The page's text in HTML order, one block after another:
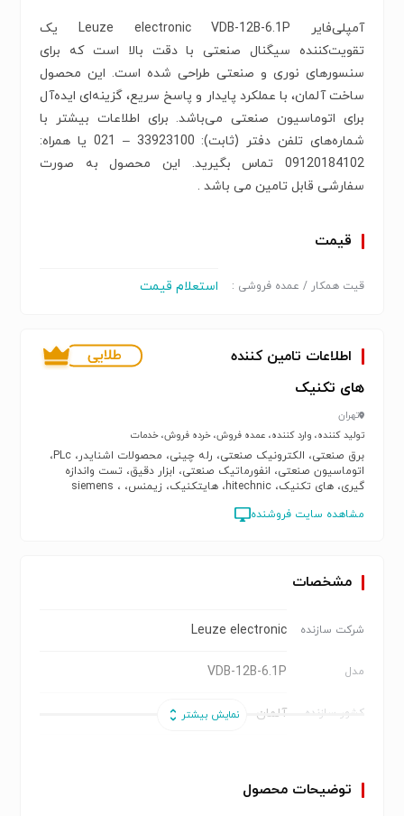
آمپلی‌فایر Leuze electronic VDB-12B-6.1P یک
تقویت‌کننده سیگنال صنعتی با دقت بالا است که برای
سنسورهای نوری و صنعتی طراحی شده است. این محصول
ساخت آلمان، با عملکرد پایدار و پاسخ سریع، گزینه‌ای ایده‌آل
برای اتوماسیون صنعتی می‌باشد. برای اطلاعات بیشتر با
شماره‌‌های تلفن دفتر (ثابت): 33923100 – 021 یا همراه:
09120184102 تماس بگیرید. این محصول به صورت
سفارشی قابل تامین می باشد .
قیمت
قیت همکار / عمده فروشی : استعلام قیمت
اطلاعات تامین کننده
های تکنیک
تهران
تولید کننده، وارد کننده، عمده فروش، خرده فروش، خدمات
برق صنعتی، الکترونیک صنعتی، رله چینی، محصولات اشنایدر، PLc،
اتوماسیون صنعتی، انفورماتیک صنعتی، ابزار دقیق، تست واندازه
گیری، های تکنیک، hitechnic، هایتکنیک، زیمنس، siemens ،
مشاهده سایت فروشنده
مشخصات
شرکت سازنده Leuze electronic
مدل VDB-12B-6.1P
کشور سازنده آلمان
برند Leuze electronicتوضیحات محصول